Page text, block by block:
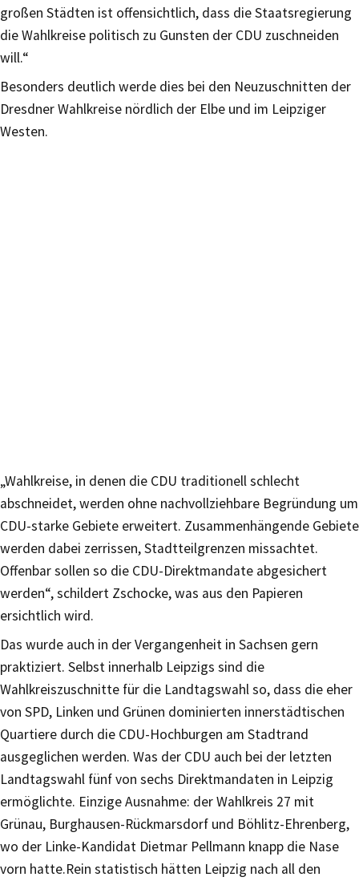
großen Städten ist offensichtlich, dass die Staatsregierung
die Wahlkreise politisch zu Gunsten der CDU zuschneiden
will.“
Besonders deutlich werde dies bei den Neuzuschnitten der
Dresdner Wahlkreise nördlich der Elbe und im Leipziger
Westen.
„Wahlkreise, in denen die CDU traditionell schlecht
abschneidet, werden ohne nachvollziehbare Begründung um
CDU-starke Gebiete erweitert. Zusammenhängende Gebiete
werden dabei zerrissen, Stadtteilgrenzen missachtet.
Offenbar sollen so die CDU-Direktmandate abgesichert
werden“, schildert Zschocke, was aus den Papieren
ersichtlich wird.
Das wurde auch in der Vergangenheit in Sachsen gern
praktiziert. Selbst innerhalb Leipzigs sind die
Wahlkreiszuschnitte für die Landtagswahl so, dass die eher
von SPD, Linken und Grünen dominierten innerstädtischen
Quartiere durch die CDU-Hochburgen am Stadtrand
ausgeglichen werden. Was der CDU auch bei der letzten
Landtagswahl fünf von sechs Direktmandaten in Leipzig
ermöglichte. Einzige Ausnahme: der Wahlkreis 27 mit
Grünau, Burghausen-Rückmarsdorf und Böhlitz-Ehrenberg,
wo der Linke-Kandidat Dietmar Pellmann knapp die Nase
vorn hatte.Rein statistisch hätten Leipzig nach all den